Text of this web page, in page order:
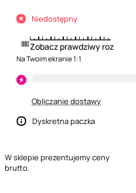
Niedostępny
Zobacz prawdziwy rozmiar
Na Twoim ekranie 1:1
Obliczanie dostawy
Dyskretna paczka
W sklepie prezentujemy ceny
brutto.